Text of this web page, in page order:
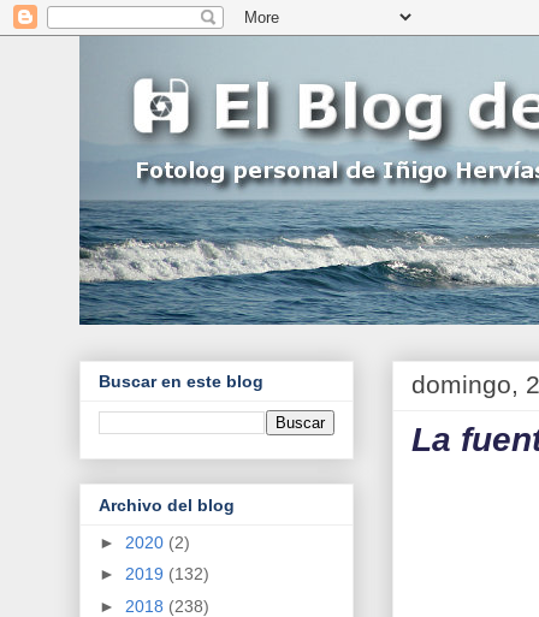
domingo,
La
Buscar en este blog
Archivo del blog
► 2020 (2)
► 2019 (132)
► 2018 (238)